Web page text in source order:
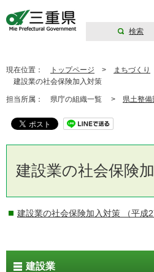
検索
現在位置： トップページ > まちづくり
建設業の社会保険加入対策
担当所属： 県庁の組織一覧 > 県土整備
建設業の社会保険
建設業の社会保険加入対策 （平成
建設業